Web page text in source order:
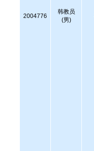
2004776
韩教员
(男)